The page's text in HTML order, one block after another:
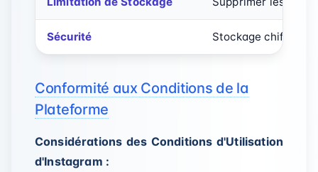
Sécurité Stockage chiffré,
Conformité aux Conditions de la
Plateforme
Considérations des Conditions d'Utilisation
d'Instagram :